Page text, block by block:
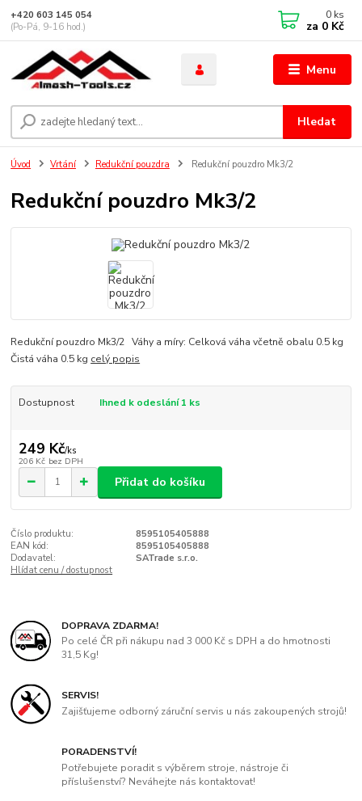
Menu
Hledat
+420 603 145 054
(Po-Pá, 9-16 hod.)
0 ks
za 0 Kč
Úvod Vrtání Redukční pouzdra Redukční pouzdro Mk3/2
Redukční pouzdro Mk3/2
Redukční pouzdro Mk3/2 Váhy a míry: Celková váha včetně obalu 0.5 kg
Čistá váha 0.5 kg celý popis
Dostupnost Ihned k odeslání 1 ks
249 Kč/ks
206 Kč bez DPH
Přidat do košíku
Číslo produktu:
8595105405888
EAN kód:
8595105405888
Dodavatel:
SATrade s.r.o.
Hlídat cenu / dostupnost
DOPRAVA ZDARMA!
Po celé ČR při nákupu nad 3 000 Kč s DPH a do hmotnosti
31,5 Kg!
SERVIS!
Zajišťujeme odborný záruční servis u nás zakoupených strojů!
PORADENSTVÍ!
Potřebujete poradit s výběrem stroje, nástroje či
příslušenství? Neváhejte nás kontaktovat!